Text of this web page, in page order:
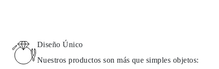
Detalles sobre métodos de envío, costos y tiempos de entrega se
pueden encontrar en laspreguntas frecuentes sobre la entrega
Diseño Único
Nuestros productos son más que simples objetos: